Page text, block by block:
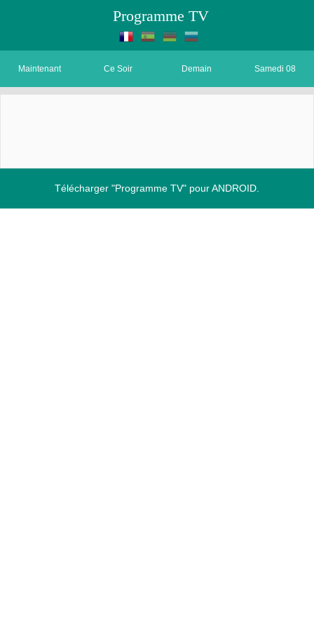
Programme TV
Maintenant Ce Soir Demain Samedi 08
Télécharger "Programme TV" pour ANDROID.